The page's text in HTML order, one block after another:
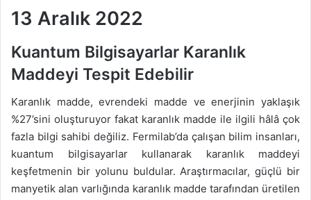
13 Aralık 2022
Kuantum Bilgisayarlar Karanlık
Maddeyi Tespit Edebilir
Karanlık madde, evrendeki madde ve enerjinin yaklaşık
%27’sini oluşturuyor fakat karanlık madde ile ilgili hâlâ çok
fazla bilgi sahibi değiliz. Fermilab’da çalışan bilim insanları,
kuantum bilgisayarlar kullanarak karanlık maddeyi
keşfetmenin bir yolunu buldular. Araştırmacılar, güçlü bir
manyetik alan varlığında karanlık madde tarafından üretilen